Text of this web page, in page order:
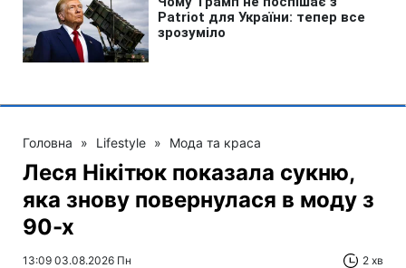
Головна » Lifestyle » Мода та краса
Леся Нікітюк показала сукню,
яка знову повернулася в моду з
90-х
13:09 03.08.2026 Пн 2 хв